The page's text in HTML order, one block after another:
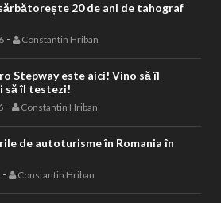
20 de ani de tahograf
- Constantin Hriban
Stepway este aici! Vino să îl
să îl testezi!
- Constantin Hriban
de autoturisme în Romania în
- Constantin Hriban